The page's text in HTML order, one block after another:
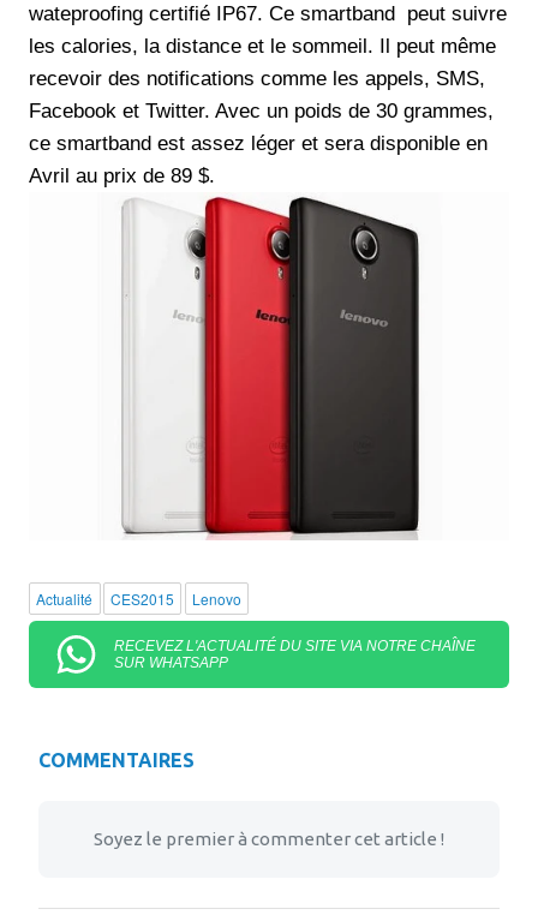
wateproofing certifié IP67. Ce smartband peut suivre
les calories, la distance et le sommeil. Il peut même
recevoir des notifications comme les appels, SMS,
Facebook et Twitter. Avec un poids de 30 grammes,
ce smartband est assez léger et sera disponible en
Avril au prix de 89 $.
Actualité CES2015 Lenovo
RECEVEZ L'ACTUALITÉ DU SITE VIA NOTRE CHAÎNE
SUR WHATSAPP
COMMENTAIRES
Soyez le premier à commenter cet article !